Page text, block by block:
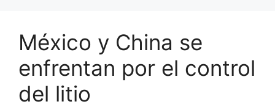
México y China se
enfrentan por el control
del litio